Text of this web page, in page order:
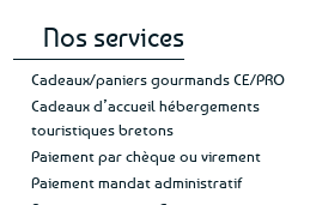
Nos services
Cadeaux/paniers gourmands CE/PRO
Cadeaux d’accueil hébergements
touristiques bretons
Paiement par chèque ou virement
Paiement mandat administratif